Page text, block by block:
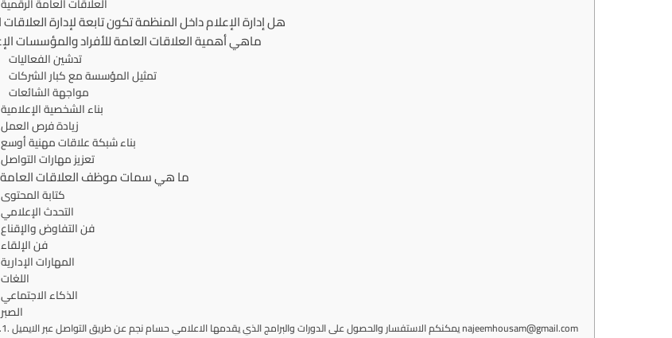
هل إدارة الإعلام داخل المنظمة تكون تابعة لإدارة
ماهي أهمية العلاقات العامة للأفراد والمؤسسات
· تدشين الفعاليات
· تمثيل المؤسسة مع كبار الشركات
· مواجهة الشائعات
1. بناء الشخصية الإعلامية
2. زيادة فرص العمل
3. بناء شبكة علاقات مهنية أوسع
4. تعزيز مهارات التواصل
ما هي سمات موظف العلاقات العامة
1. كتابة المحتوى
2. التحدث الإعلامي
3. فن التفاوض والإقناع
4. فن الإلقاء
5. المهارات الإدارية
6. اللغات
1. الذكاء الاجتماعي
2. الصبر
يمكنكم الاستفسار والحصول على الدورات والبرامج الذي يقدمها الاعلامي حسام نجم عن طريق التواصل عبر الايميل najeemhousam@gmail.com